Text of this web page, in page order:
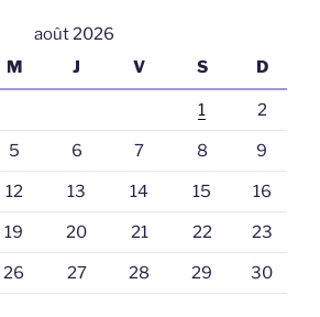
août 2026
M J V S D
1 2
5 6 7 8 9
12 13 14 15 16
19 20 21 22 23
26 27 28 29 30